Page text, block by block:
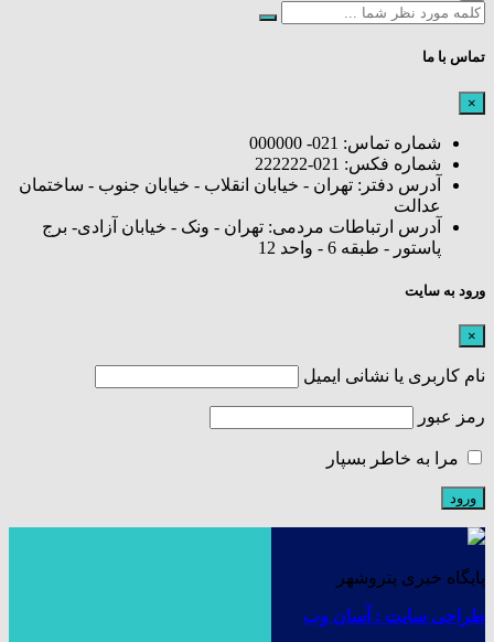
تماس با ما
×
شماره تماس: 021- 000000
شماره فکس: 021-222222
آدرس دفتر: تهران - خیابان انقلاب - خیابان جنوب - ساختمان
عدالت
آدرس ارتباطات مردمی: تهران - ونک - خیابان آزادی- برج
پاستور - طبقه 6 - واحد 12
ورود به سایت
×
نام کاربری یا نشانی ایمیل
رمز عبور
مرا به خاطر بسپار
پایگاه خبری پتروشهر
طراحی سایت : آسان وب